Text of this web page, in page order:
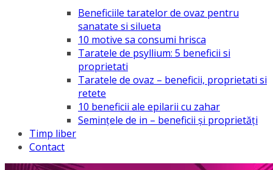
Beneficiile taratelor de ovaz pentru
sanatate si silueta
10 motive sa consumi hrisca
Taratele de psyllium: 5 beneficii si
proprietati
Taratele de ovaz – beneficii, proprietati si
retete
10 beneficii ale epilarii cu zahar
Semințele de in – beneficii și proprietăți
Timp liber
Contact